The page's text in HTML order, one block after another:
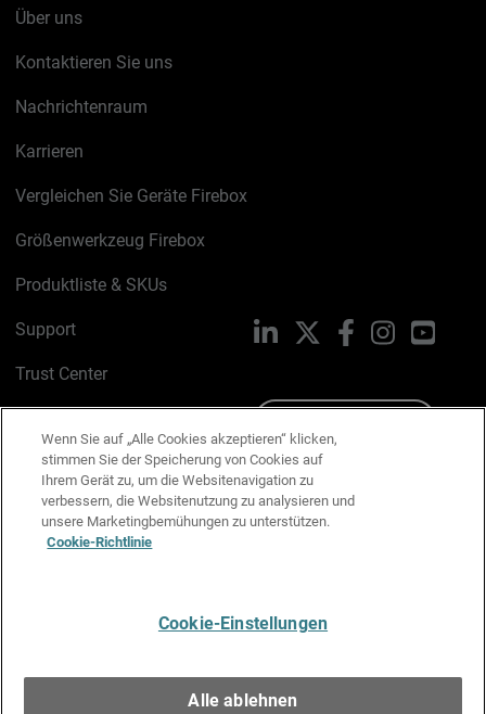
Über uns
Kontaktieren Sie uns
Nachrichtenraum
Karrieren
Vergleichen Sie Geräte Firebox
Größenwerkzeug Firebox
Produktliste & SKUs
Support
Trust Center
Cookie-Richtlinie
Datenschutzrichtlinie
Media & Brand Kit
LinkedIn FacebookInstagram
Wenn Sie auf „Alle Cookies akzeptieren“ klicken,
stimmen Sie der Speicherung von Cookies auf
Ihrem Gerät zu, um die Websitenavigation zu
verbessern, die Websitenutzung zu analysieren und
unsere Marketingbemühungen zu unterstützen.
Cookie-Richtlinie
Cookie-Einstellungen
Alle ablehnen